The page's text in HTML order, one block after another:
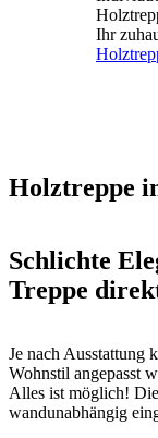
Ihr
Holztreppe
Schlichte
Treppe
Je nach Ausstattung
Wohnstil angepasst
Alles ist möglich! Die
wandunabhängig